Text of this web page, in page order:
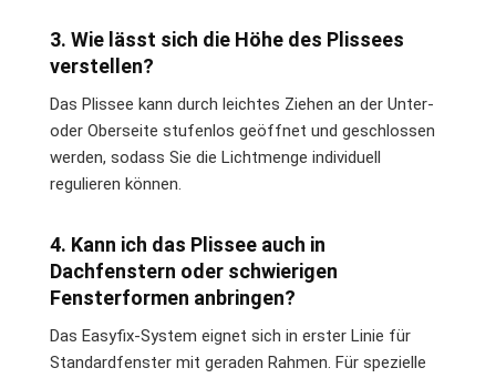
3. Wie lässt sich die Höhe des Plissees
verstellen?
Das Plissee kann durch leichtes Ziehen an der Unter-
oder Oberseite stufenlos geöffnet und geschlossen
werden, sodass Sie die Lichtmenge individuell
regulieren können.
4. Kann ich das Plissee auch in
Dachfenstern oder schwierigen
Fensterformen anbringen?
Das Easyfix-System eignet sich in erster Linie für
Standardfenster mit geraden Rahmen. Für spezielle